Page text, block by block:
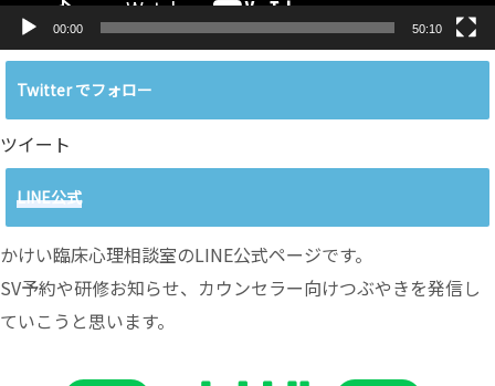
00:00 50:10
Twitter でフォロー
ツイート
LINE公式
かけい臨床心理相談室のLINE公式ページです。
SV予約や研修お知らせ、カウンセラー向けつぶやきを発信し
ていこうと思います。